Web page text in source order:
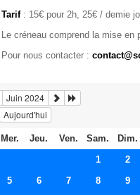
Tarif : 15€ pour 2h, 25€ / demie
Le créneau comprend la mise
Pour nous contacter :
Juin 2024
Aujourd'hui
Mer. Jeu. Ven. Sam.
Dim.
1
2
5 6 7 8
9